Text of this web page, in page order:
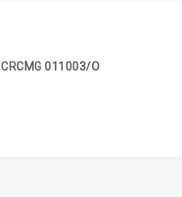
CRCMG 011003/O